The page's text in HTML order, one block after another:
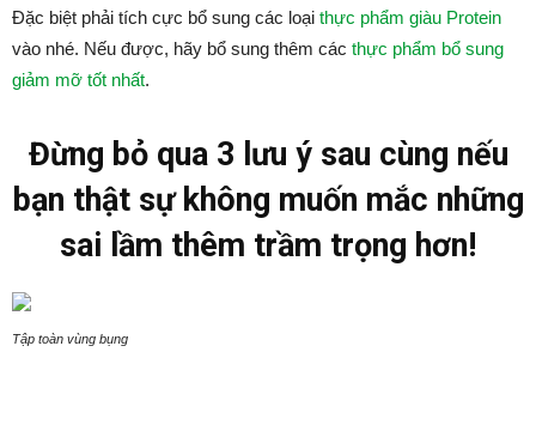
Đặc biệt phải tích cực bổ sung các loại thực phẩm giàu Protein
vào nhé. Nếu được, hãy bổ sung thêm các thực phẩm bổ sung
giảm mỡ tốt nhất.
Đừng bỏ qua 3 lưu ý sau cùng nếu
bạn thật sự không muốn mắc những
sai lầm thêm trầm trọng hơn!
Tập toàn vùng bụng